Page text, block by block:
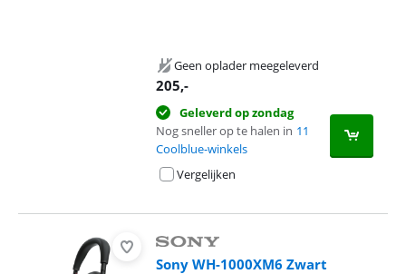
Geen oplader meegeleverd
205,-
Geleverd op zondag
Nog sneller op te halen in 11
Coolblue-winkels
Vergelijken
Sony WH-1000XM6 Zwart